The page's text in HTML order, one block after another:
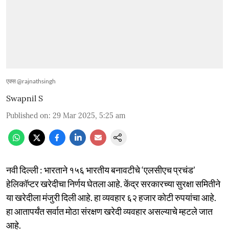
एक्स @rajnathsingh
Swapnil S
Published on: 29 Mar 2025, 5:25 am
नवी दिल्ली : भारताने १५६ भारतीय बनावटीचे ‘एलसीएच प्रचंड’
हेलिकॉप्टर खरेदीचा निर्णय घेतला आहे. केंद्र सरकारच्या सुरक्षा समितीने
या खरेदीला मंजुरी दिली आहे. हा व्यवहार ६२ हजार कोटी रुपयांचा आहे.
हा आतापर्यंत सर्वात मोठा संरक्षण खरेदी व्यवहार असल्याचे म्हटले जात
आहे.